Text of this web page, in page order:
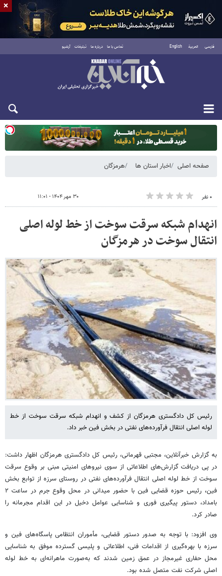
فارسی العربية English تماس با ما درباره ما تبلیغات آرشیو
یکشنبه ۱۸ مرداد ۱۴۰۵
صفحه اصلی اخبار استان ها هرمزگان
۰ نفر ۳۰ مهر ۱۴۰۴ - ۱۱:۰۱
انهدام شبکه سرقت سوخت از خط لوله اصلی
انتقال سوخت در هرمزگان
رئیس کل دادگستری هرمزگان از کشف و انهدام شبکه سرقت سوخت از خط
لوله اصلی انتقال فرآورده‌های نفتی در بخش فین خبر داد.
به گزارش خبرآنلاین، مجتبی قهرمانی، رئیس کل دادگستری هرمزگان اظهار داشت:
در پی دریافت گزارش‌های اطلاعاتی از سوی نیروهای امنیتی مبنی بر وقوع سرقت
سوخت از خط لوله اصلی انتقال فرآورده‌های نفتی در روستای سرزه از توابع بخش
فین، رئیس حوزه قضایی فین با حضور میدانی در محل وقوع جرم در ساعت ۲
بامداد، دستور پیگیری فوری و شناسایی عوامل دخیل در این اقدام مجرمانه را
صادر کرد.
وی افزود: با توجه به صدور دستور قضایی، مأموران انتظامی پاسگاه‌های فین و
سرزه با بهره‌گیری از اقدامات فنی، اطلاعاتی و پلیسی گسترده موفق به شناسایی
محل حفاری غیرمجاز در عمق زمین شدند که به‌صورت ماهرانه‌ای به خط لوله
اصلی شرکت نفت متصل شده بود.
×